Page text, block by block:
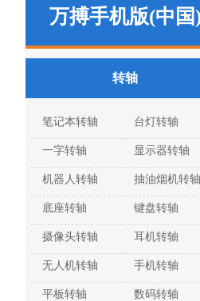
万搏手机版(中国
转轴
笔记本转轴 台灯转轴
一字转轴 显示器转轴
机器人转轴 抽油烟机转轴
底座转轴 键盘转轴
摄像头转轴 耳机转轴
无人机转轴 手机转轴
平板转轴 数码转轴